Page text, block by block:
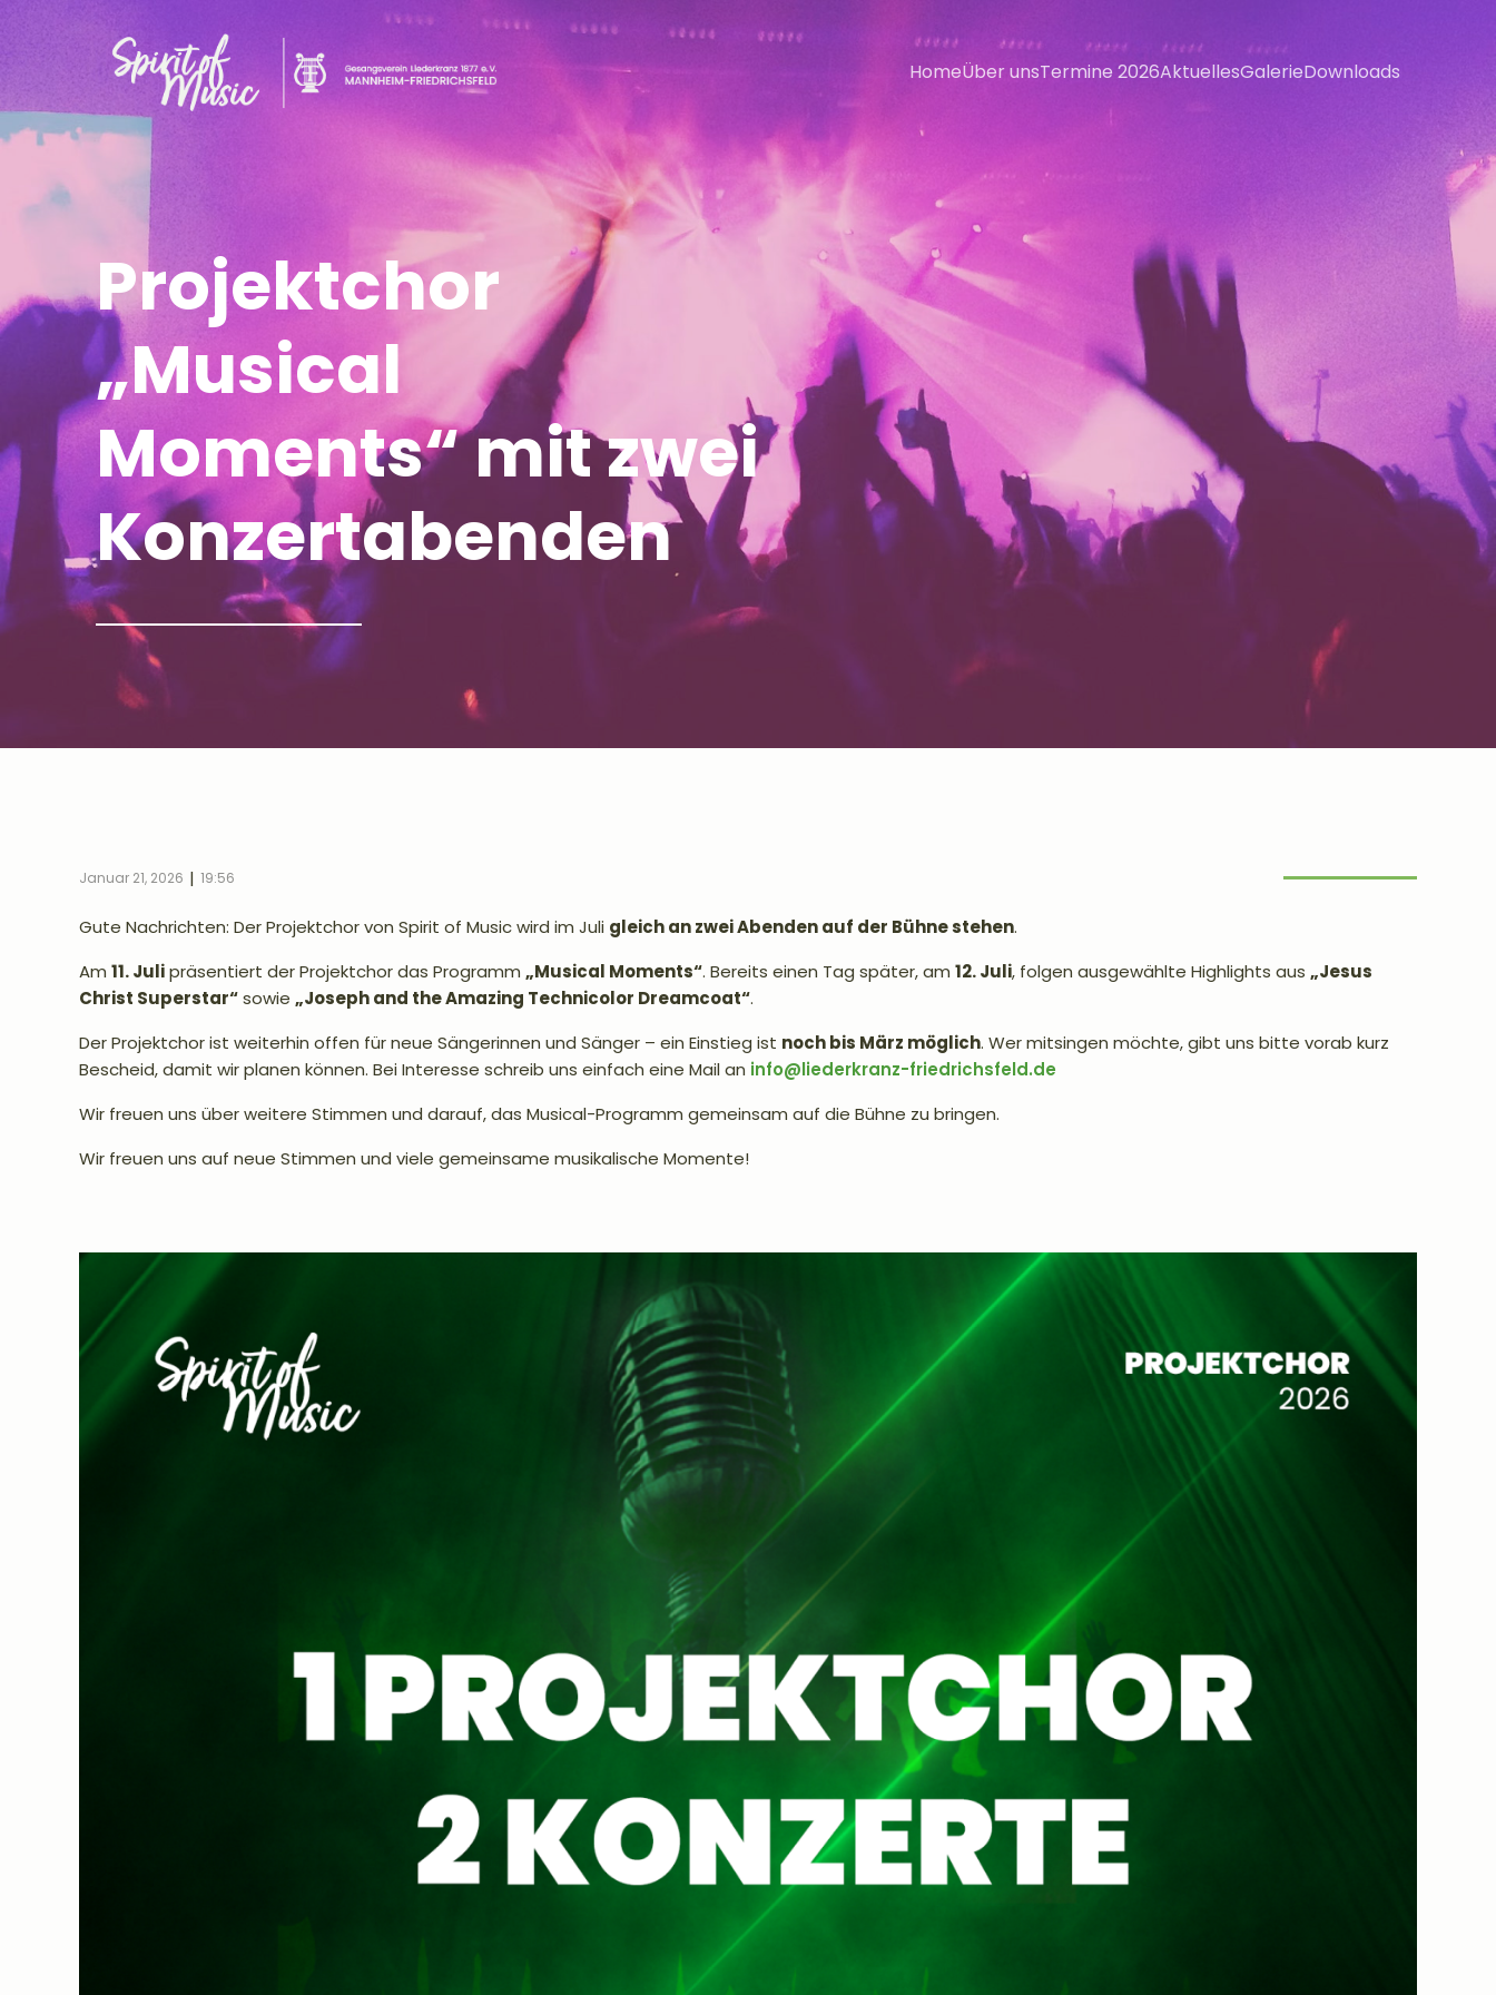
HomeÜber unsTermine 2026AktuellesGalerieDownloads
Projektchor
„Musical
Moments“ mit zwei
Konzertabenden
Januar 21, 2026 | 19:56
Gute Nachrichten: Der Projektchor von Spirit of Music wird im Juli gleich an zwei Abenden auf der Bühne stehen.
Am 11. Julipräsentiert der Projektchor das Programm „Musical Moments“. Bereits einen Tag später, am 12. Juli, folgen ausgewählte Highlights aus „Jesus
Christ Superstar“sowie „Joseph and the Amazing Technicolor Dreamcoat“.
Der Projektchor ist weiterhin offen für neue Sängerinnen und Sänger – ein Einstieg ist noch bis März möglich. Wer mitsingen möchte, gibt uns bitte vorab kurz
Bescheid, damit wir planen können. Bei Interesse schreib uns einfach eine Mail an info@liederkranz-friedrichsfeld.de
Wir freuen uns über weitere Stimmen und darauf, das Musical-Programm gemeinsam auf die Bühne zu bringen.
Wir freuen uns auf neue Stimmen und viele gemeinsame musikalische Momente!